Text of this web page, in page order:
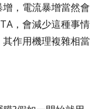
，電流暴增當然會
，會減少這種事情
作用機理複雜相當